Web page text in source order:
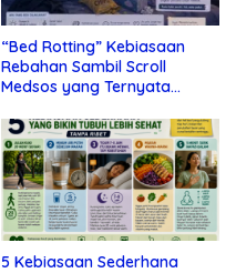
“Bed Rotting” Kebiasaan
Rebahan Sambil Scroll
Medsos yang Ternyata
5 Kebiasaan Sederhana